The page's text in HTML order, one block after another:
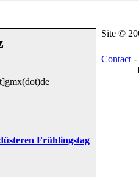
Frühlingstag
Site ©
Contact -